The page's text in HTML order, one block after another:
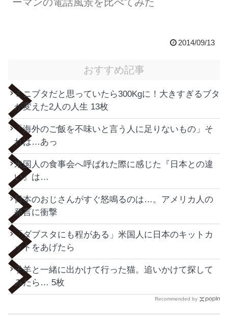
2014/09/13
おすすめ記事
ミニブタだと思っていたら300Kgに！大きすぎるブタ
が変えた2人の人生 13枚
「海外のご飯を不味いと言う人に足りないもの」そ
れは…あっ
米国人の食事会へ呼ばれた際に感じた『日本との違
い』は…
日本のおじさんがすぐ怒鳴るのは…。アメリカ人の
発言に衝撃
「ダブスタにも程がある」米国人に日本のキットカ
ットをあげたら
子羊と一緒に出かけて行った猫。追いかけて探して
みたら… 5枚
Recommended by